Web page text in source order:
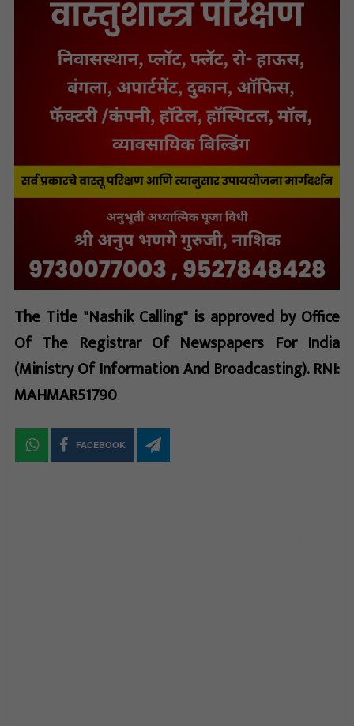
The Title "Nashik Calling" is approved by Office
Of The Registrar Of Newspapers For India
(Ministry Of Information And Broadcasting). RNI:
MAHMAR51790
FACEBOOK